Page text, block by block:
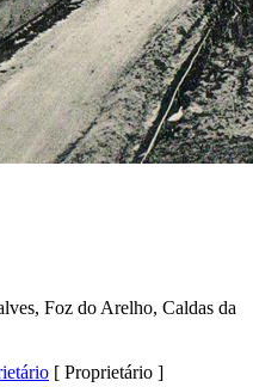
Foz do Arelho, Caldas da
[ Proprietário ]